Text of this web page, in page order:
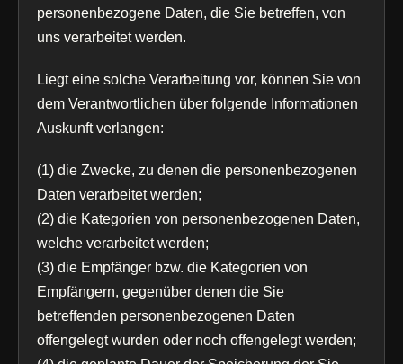
personenbezogene Daten, die Sie betreffen, von
uns verarbeitet werden.
Liegt eine solche Verarbeitung vor, können Sie von
dem Verantwortlichen über folgende Informationen
Auskunft verlangen:
(1) die Zwecke, zu denen die personenbezogenen
Daten verarbeitet werden;
(2) die Kategorien von personenbezogenen Daten,
welche verarbeitet werden;
(3) die Empfänger bzw. die Kategorien von
Empfängern, gegenüber denen die Sie
betreffenden personenbezogenen Daten
offengelegt wurden oder noch offengelegt werden;